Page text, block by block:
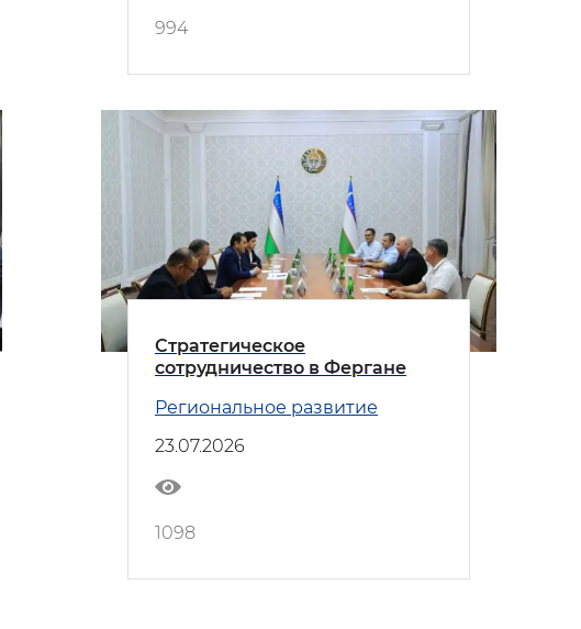
994
Стратегическое
сотрудничество в Фергане
Региональное развитие
23.07.2026
1098